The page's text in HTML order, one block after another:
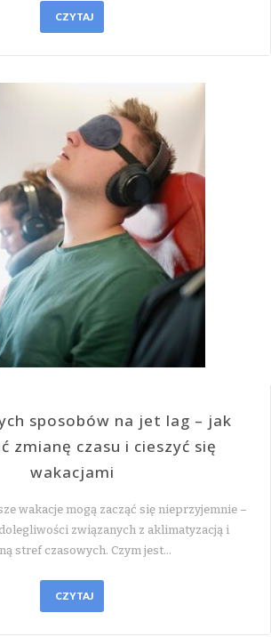
CZYTAJ
sposobów na jet lag – jak
zmianę czasu i cieszyć się
wakacjami
wakacje mogą zacząć się nieprzyjemnie –
związanych z aklimatyzacją i
stref czasowych. Czym jest…
CZYTAJ